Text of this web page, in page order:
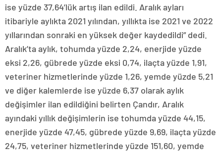
ise yüzde 37,64’lük artış ilan edildi. Aralık ayları
itibariyle aylıkta 2021 yılından, yıllıkta ise 2021 ve 2022
yıllarından sonraki en yüksek değer kaydedildi” dedi.
Aralık’ta aylık, tohumda yüzde 2,24, enerjide yüzde
eksi 2,26, gübrede yüzde eksi 0,74, ilaçta yüzde 1,91,
veteriner hizmetlerinde yüzde 1,26, yemde yüzde 5,21
ve diğer kalemlerde ise yüzde 6,37 olarak aylık
değişimler ilan edildiğini belirten Çandır, Aralık
ayındaki yıllık değişimlerin ise tohumda yüzde 44,15,
enerjide yüzde 47,45, gübrede yüzde 9,69, ilaçta yüzde
24,75, veteriner hizmetlerinde yüzde 151,60, yemde